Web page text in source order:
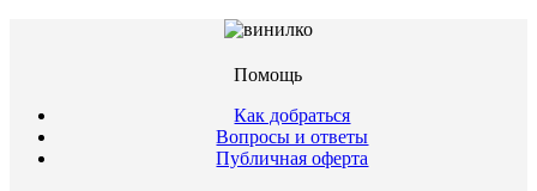
Помощь
Как добраться
Вопросы и ответы
Публичная оферта